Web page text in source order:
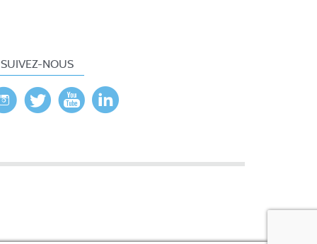
SUIVEZ-NOUS